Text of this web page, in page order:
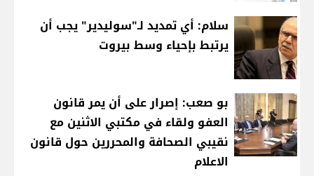
سلام: أي تمديد لـ"سوليدير" يجب أن
يرتبط بإحياء وسط بيروت
بو صعب: إصرار على أن يمر قانون
العفو ولقاء في مكتبي الاثنين مع
نقيبي الصحافة والمحررين حول قانون
الاعلام